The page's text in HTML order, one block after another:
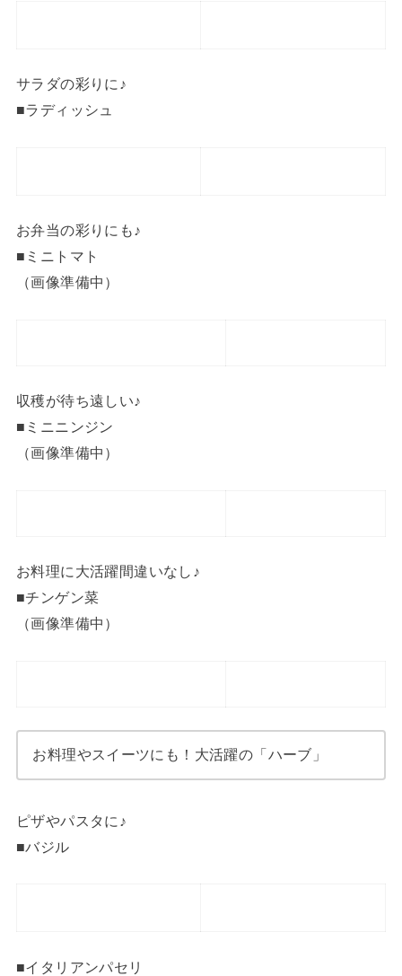
サラダの彩りに♪
■ラディッシュ
お弁当の彩りにも♪
■ミニトマト
（画像準備中）
収穫が待ち遠しい♪
■ミニニンジン
（画像準備中）
お料理に大活躍間違いなし♪
■チンゲン菜
（画像準備中）
お料理やスイーツにも！大活躍の「ハーブ」
ピザやパスタに♪
■バジル
■イタリアンパセリ